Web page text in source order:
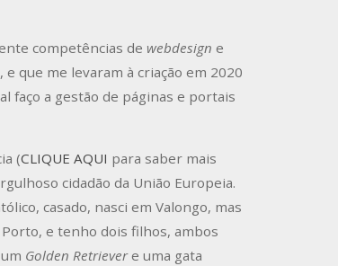
competências de webdesign e
e que me levaram à criação em 2020
faço a gestão de páginas e portais
(CLIQUE AQUI para saber mais
cidadão da União Europeia.
casado, nasci em Valongo, mas
e tenho dois filhos, ambos
Golden Retrievere uma gata